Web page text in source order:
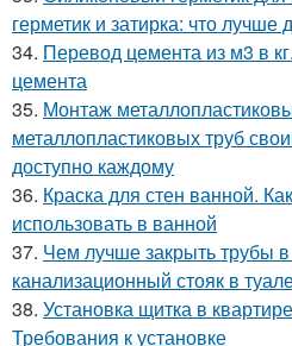
герметик и затирка: что
34. Перевод цемента из м3 в
цемента
35. Монтаж
металлопластиковых труб
доступно каждому
36. Краска для стен ванной.
использовать в ванной
37. Чем лучше закрыть трубы в
канализационный стояк в
38. Установка щитка в
Требования к установке